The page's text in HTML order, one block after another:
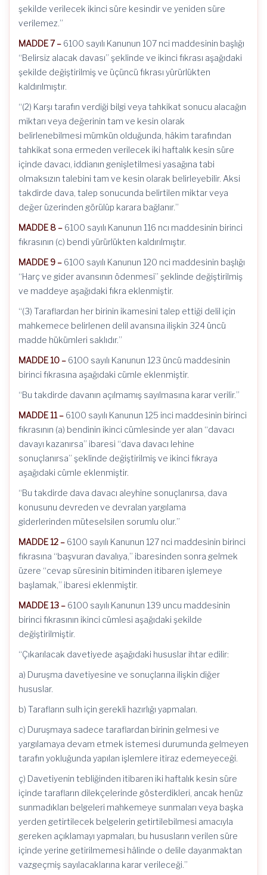
şekilde verilecek ikinci süre kesindir ve yeniden süre
verilemez.”
MADDE 7 – 6100 sayılı Kanunun 107 nci maddesinin başlığı
“Belirsiz alacak davası” şeklinde ve ikinci fıkrası aşağıdaki
şekilde değiştirilmiş ve üçüncü fıkrası yürürlükten
kaldırılmıştır.
“(2) Karşı tarafın verdiği bilgi veya tahkikat sonucu alacağın
miktarı veya değerinin tam ve kesin olarak
belirlenebilmesi mümkün olduğunda, hâkim tarafından
tahkikat sona ermeden verilecek iki haftalık kesin süre
içinde davacı, iddianın genişletilmesi yasağına tabi
olmaksızın talebini tam ve kesin olarak belirleyebilir. Aksi
takdirde dava, talep sonucunda belirtilen miktar veya
değer üzerinden görülüp karara bağlanır.”
MADDE 8 – 6100 sayılı Kanunun 116 ncı maddesinin birinci
fıkrasının (c) bendi yürürlükten kaldırılmıştır.
MADDE 9 – 6100 sayılı Kanunun 120 nci maddesinin başlığı
“Harç ve gider avansının ödenmesi” şeklinde değiştirilmiş
ve maddeye aşağıdaki fıkra eklenmiştir.
“(3) Taraflardan her birinin ikamesini talep ettiği delil için
mahkemece belirlenen delil avansına ilişkin 324 üncü
madde hükümleri saklıdır.”
MADDE 10 – 6100 sayılı Kanunun 123 üncü maddesinin
birinci fıkrasına aşağıdaki cümle eklenmiştir.
“Bu takdirde davanın açılmamış sayılmasına karar verilir.”
MADDE 11 – 6100 sayılı Kanunun 125 inci maddesinin birinci
fıkrasının (a) bendinin ikinci cümlesinde yer alan “davacı
davayı kazanırsa” ibaresi “dava davacı lehine
sonuçlanırsa” şeklinde değiştirilmiş ve ikinci fıkraya
aşağıdaki cümle eklenmiştir.
“Bu takdirde dava davacı aleyhine sonuçlanırsa, dava
konusunu devreden ve devralan yargılama
giderlerinden müteselsilen sorumlu olur.”
MADDE 12 – 6100 sayılı Kanunun 127 nci maddesinin birinci
fıkrasına “başvuran davalıya,” ibaresinden sonra gelmek
üzere “cevap süresinin bitiminden itibaren işlemeye
başlamak,” ibaresi eklenmiştir.
MADDE 13 – 6100 sayılı Kanunun 139 uncu maddesinin
birinci fıkrasının ikinci cümlesi aşağıdaki şekilde
değiştirilmiştir.
“Çıkarılacak davetiyede aşağıdaki hususlar ihtar edilir:
a) Duruşma davetiyesine ve sonuçlarına ilişkin diğer
hususlar.
b) Tarafların sulh için gerekli hazırlığı yapmaları.
c) Duruşmaya sadece taraflardan birinin gelmesi ve
yargılamaya devam etmek istemesi durumunda gelmeyen
tarafın yokluğunda yapılan işlemlere itiraz edemeyeceği.
ç) Davetiyenin tebliğinden itibaren iki haftalık kesin süre
içinde tarafların dilekçelerinde gösterdikleri, ancak henüz
sunmadıkları belgeleri mahkemeye sunmaları veya başka
yerden getirtilecek belgelerin getirtilebilmesi amacıyla
gereken açıklamayı yapmaları, bu hususların verilen süre
içinde yerine getirilmemesi hâlinde o delile dayanmaktan
vazgeçmiş sayılacaklarına karar verileceği.”